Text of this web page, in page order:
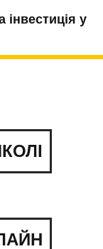
у
Ви
та
й
давно
грають усе:
до драйвового